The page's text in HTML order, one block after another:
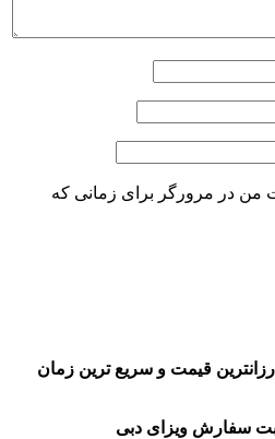
من در مرورگر برای زمانی که
قیمت و سریع ترین زمان
سفارش ویزای دبی